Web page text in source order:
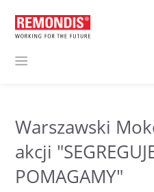
Warszawski
akcji
POMAGAMY"